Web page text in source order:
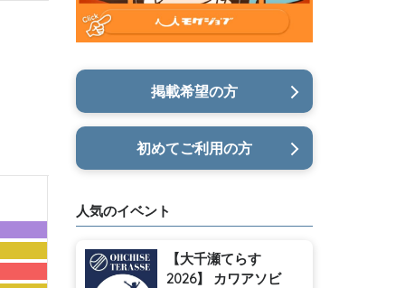
掲載希望の方
初めてご利用の方
人気のイベント
【大千瀬てらす
2026】 カワアソビ